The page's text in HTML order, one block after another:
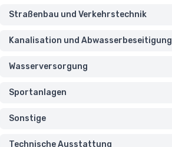
Straßenbau und Verkehrstechnik
Kanalisation und Abwasserbeseitigung
Wasserversorgung
Sportanlagen
Sonstige
Technische Ausstattung